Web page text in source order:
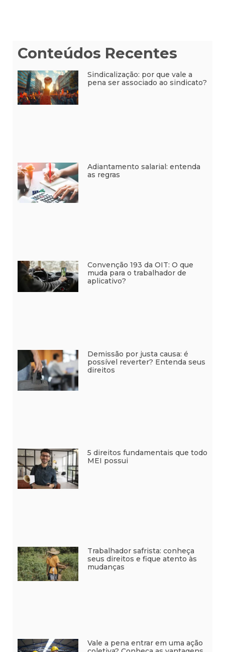
Conteúdos Recentes
Sindicalização: por que vale a
pena ser associado ao sindicato?
Adiantamento salarial: entenda
as regras
Convenção 193 da OIT: O que
muda para o trabalhador de
aplicativo?
Demissão por justa causa: é
possível reverter? Entenda seus
direitos
5 direitos fundamentais que todo
MEI possui
Trabalhador safrista: conheça
seus direitos e fique atento às
mudanças
Vale a pena entrar em uma ação